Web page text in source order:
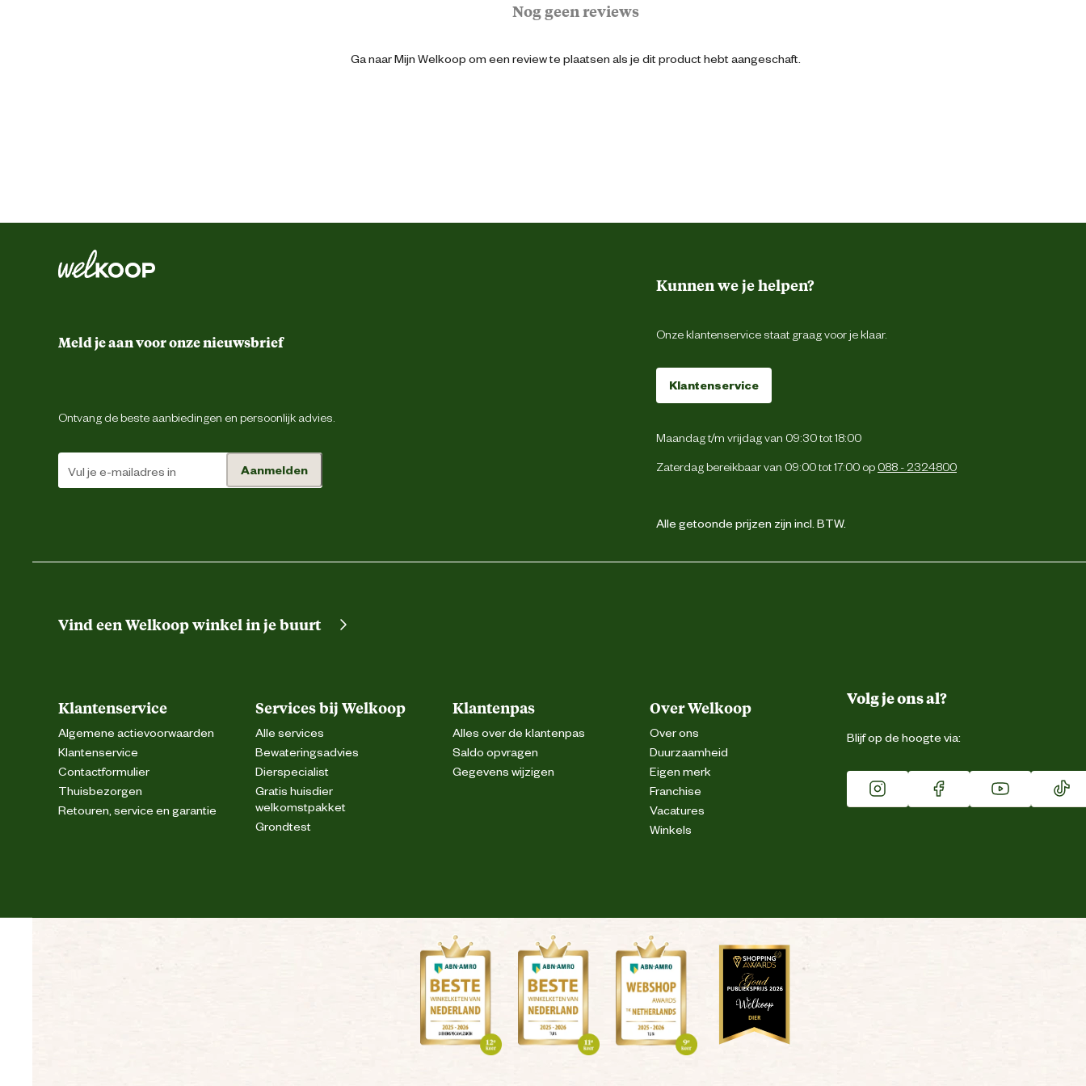
Nog geen reviews
Ga naar Mijn Welkoop om een review te plaatsen als je dit product hebt aangeschaft.
Meld je aan voor onze nieuwsbrief
Ontvang de beste aanbiedingen en persoonlijk advies.
Aanmelden
Kunnen we je helpen?
Onze klantenservice staat graag voor je klaar.
Klantenservice
Maandag t/m vrijdag van 09:30 tot 18:00
Zaterdag bereikbaar van 09:00 tot 17:00 op 088 - 2324800
Alle getoonde prijzen zijn incl. BTW.
Vind een Welkoop winkel in je buurt
Klantenservice
Algemene actievoorwaarden
Klantenservice
Contactformulier
Thuisbezorgen
Retouren, service en garantie
Services bij Welkoop
Alle services
Bewateringsadvies
Dierspecialist
Gratis huisdier
welkomstpakket
Grondtest
Klantenpas
Alles over de klantenpas
Saldo opvragen
Gegevens wijzigen
Over Welkoop
Over ons
Duurzaamheid
Eigen merk
Franchise
Vacatures
Winkels
Volg je ons al?
Blijf op de hoogte via: